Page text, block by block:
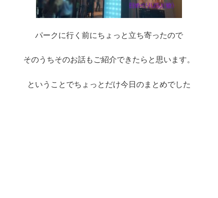
パークに行く前にちょっと立ち寄ったので
そのうちそのお話もご紹介できたらと思います。
ということでちょっとだけ今日のまとめでした